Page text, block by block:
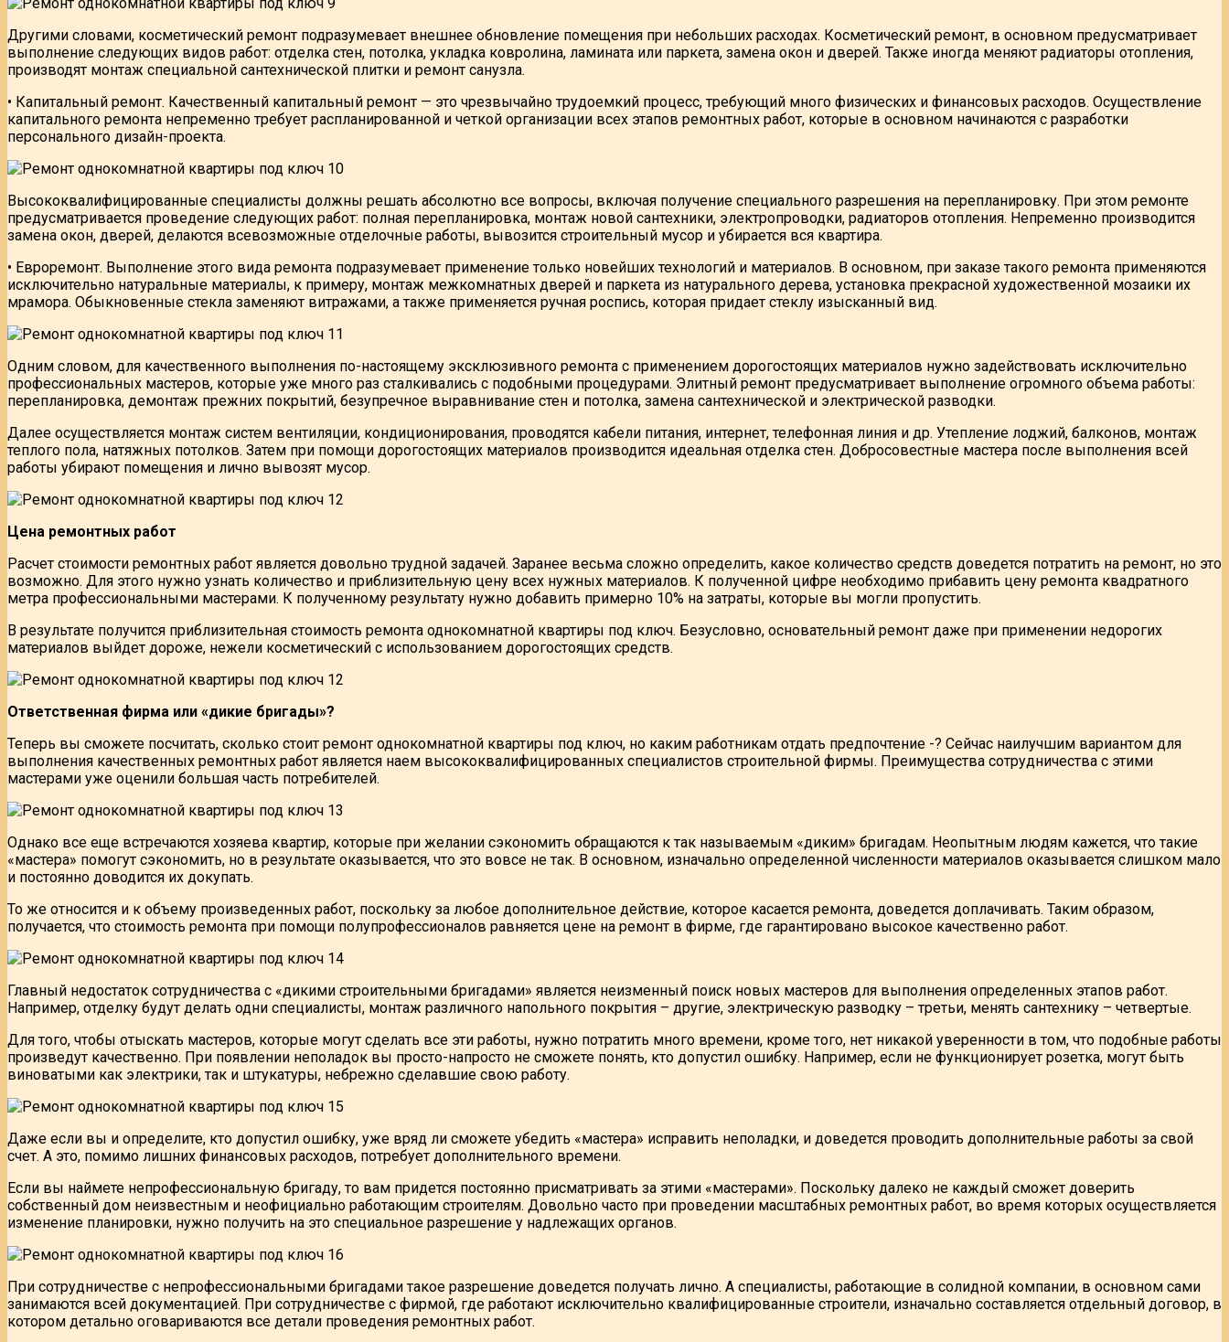
Другими словами, косметический ремонт подразумевает внешнее обновление помещения при небольших расходах. Косметический ремонт, в основном предусматривает
выполнение следующих видов работ: отделка стен, потолка, укладка ковролина, ламината или паркета, замена окон и дверей. Также иногда меняют радиаторы отопления,
производят монтаж специальной сантехнической плитки и ремонт санузла.
• Капитальный ремонт. Качественный капитальный ремонт — это чрезвычайно трудоемкий процесс, требующий много физических и финансовых расходов. Осуществление
капитального ремонта непременно требует распланированной и четкой организации всех этапов ремонтных работ, которые в основном начинаются с разработки
персонального дизайн-проекта.
Высококвалифицированные специалисты должны решать абсолютно все вопросы, включая получение специального разрешения на перепланировку. При этом ремонте
предусматривается проведение следующих работ: полная перепланировка, монтаж новой сантехники, электропроводки, радиаторов отопления. Непременно производится
замена окон, дверей, делаются всевозможные отделочные работы, вывозится строительный мусор и убирается вся квартира.
• Евроремонт. Выполнение этого вида ремонта подразумевает применение только новейших технологий и материалов. В основном, при заказе такого ремонта применяются
исключительно натуральные материалы, к примеру, монтаж межкомнатных дверей и паркета из натурального дерева, установка прекрасной художественной мозаики их
мрамора. Обыкновенные стекла заменяют витражами, а также применяется ручная роспись, которая придает стеклу изысканный вид.
Одним словом, для качественного выполнения по-настоящему эксклюзивного ремонта с применением дорогостоящих материалов нужно задействовать исключительно
профессиональных мастеров, которые уже много раз сталкивались с подобными процедурами. Элитный ремонт предусматривает выполнение огромного объема работы:
перепланировка, демонтаж прежних покрытий, безупречное выравнивание стен и потолка, замена сантехнической и электрической разводки.
Далее осуществляется монтаж систем вентиляции, кондиционирования, проводятся кабели питания, интернет, телефонная линия и др. Утепление лоджий, балконов, монтаж
теплого пола, натяжных потолков. Затем при помощи дорогостоящих материалов производится идеальная отделка стен. Добросовестные мастера после выполнения всей
работы убирают помещения и лично вывозят мусор.
Цена ремонтных работ
Расчет стоимости ремонтных работ является довольно трудной задачей. Заранее весьма сложно определить, какое количество средств доведется потратить на ремонт, но это
возможно. Для этого нужно узнать количество и приблизительную цену всех нужных материалов. К полученной цифре необходимо прибавить цену ремонта квадратного
метра профессиональными мастерами. К полученному результату нужно добавить примерно 10% на затраты, которые вы могли пропустить.
В результате получится приблизительная стоимость ремонта однокомнатной квартиры под ключ. Безусловно, основательный ремонт даже при применении недорогих
материалов выйдет дороже, нежели косметический с использованием дорогостоящих средств.
Ответственная фирма или «дикие бригады»?
Теперь вы сможете посчитать, сколько стоит ремонт однокомнатной квартиры под ключ, но каким работникам отдать предпочтение -? Сейчас наилучшим вариантом для
выполнения качественных ремонтных работ является наем высококвалифицированных специалистов строительной фирмы. Преимущества сотрудничества с этими
мастерами уже оценили большая часть потребителей.
Однако все еще встречаются хозяева квартир, которые при желании сэкономить обращаются к так называемым «диким» бригадам. Неопытным людям кажется, что такие
«мастера» помогут сэкономить, но в результате оказывается, что это вовсе не так. В основном, изначально определенной численности материалов оказывается слишком мало
и постоянно доводится их докупать.
То же относится и к объему произведенных работ, поскольку за любое дополнительное действие, которое касается ремонта, доведется доплачивать. Таким образом,
получается, что стоимость ремонта при помощи полупрофессионалов равняется цене на ремонт в фирме, где гарантировано высокое качественно работ.
Главный недостаток сотрудничества с «дикими строительными бригадами» является неизменный поиск новых мастеров для выполнения определенных этапов работ.
Например, отделку будут делать одни специалисты, монтаж различного напольного покрытия – другие, электрическую разводку – третьи, менять сантехнику – четвертые.
Для того, чтобы отыскать мастеров, которые могут сделать все эти работы, нужно потратить много времени, кроме того, нет никакой уверенности в том, что подобные работы
произведут качественно. При появлении неполадок вы просто-напросто не сможете понять, кто допустил ошибку. Например, если не функционирует розетка, могут быть
виноватыми как электрики, так и штукатуры, небрежно сделавшие свою работу.
Даже если вы и определите, кто допустил ошибку, уже вряд ли сможете убедить «мастера» исправить неполадки, и доведется проводить дополнительные работы за свой
счет. А это, помимо лишних финансовых расходов, потребует дополнительного времени.
Если вы наймете непрофессиональную бригаду, то вам придется постоянно присматривать за этими «мастерами». Поскольку далеко не каждый сможет доверить
собственный дом неизвестным и неофициально работающим строителям. Довольно часто при проведении масштабных ремонтных работ, во время которых осуществляется
изменение планировки, нужно получить на это специальное разрешение у надлежащих органов.
При сотрудничестве с непрофессиональными бригадами такое разрешение доведется получать лично. А специалисты, работающие в солидной компании, в основном сами
занимаются всей документацией. При сотрудничестве с фирмой, где работают исключительно квалифицированные строители, изначально составляется отдельный договор, в
котором детально оговариваются все детали проведения ремонтных работ.